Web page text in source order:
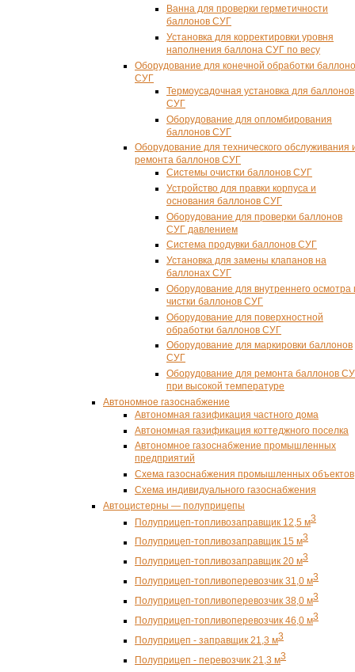
Ванна для проверки герметичности
баллонов СУГ
Установка для корректировки уровня
наполнения баллона СУГ по весу
Оборудование для конечной обработки
СУГ
Термоусадочная установка для баллонов
СУГ
Оборудование для опломбирования
баллонов СУГ
Оборудование для технического обслуживания
ремонта баллонов СУГ
Системы очистки баллонов СУГ
Устройство для правки корпуса и
основания баллонов СУГ
Оборудование для проверки баллонов
СУГ давлением
Система продувки баллонов СУГ
Установка для замены клапанов на
баллонах СУГ
Оборудование для внутреннего осмотра
чистки баллонов СУГ
Оборудование для поверхностной
обработки баллонов СУГ
Оборудование для маркировки баллонов
СУГ
Оборудование для ремонта баллонов
при высокой температуре
Автономное газоснабжение
Автономная газификация частного дома
Автономная газификация коттеджного поселка
Автономное газоснабжение промышленных
предприятий
Схема газоснабжения промышленных объектов
Схема индивидуального газоснабжения
Автоцистерны — полуприцепы
Полуприцеп-топливозаправщик 12,5 м3
Полуприцеп-топливозаправщик 15 м3
Полуприцеп-топливозаправщик 20 м3
Полуприцеп-топливоперевозчик 31,0 м3
Полуприцеп-топливоперевозчик 38,0 м3
Полуприцеп-топливоперевозчик 46,0 м3
Полуприцеп - заправщик 21,3 м3
Полуприцеп - перевозчик 21,3 м3